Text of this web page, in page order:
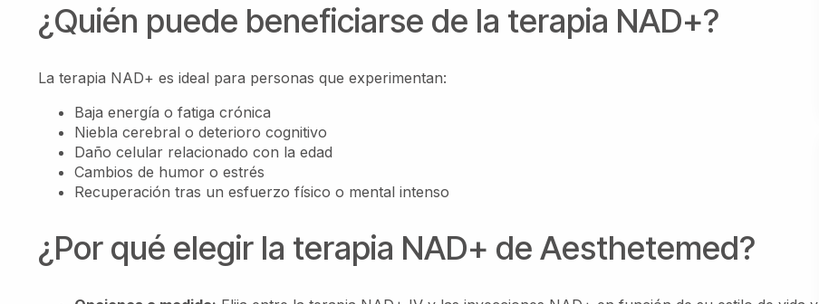
¿Quién puede beneficiarse de la terapia NAD+?
La terapia NAD+ es ideal para personas que experimentan:
Baja energía o fatiga crónica
Niebla cerebral o deterioro cognitivo
Daño celular relacionado con la edad
Cambios de humor o estrés
Recuperación tras un esfuerzo físico o mental intenso
¿Por qué elegir la terapia NAD+ de Aesthetemed?